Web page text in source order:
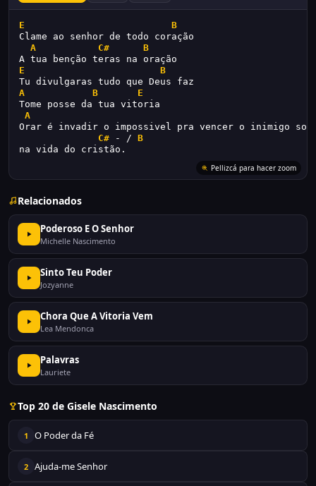
E
B
Clame ao senhor de todo coração
A
C#
B
A tua benção teras na oração
E
B
Tu divulgaras tudo que Deus faz
A
B
E
Tome posse da tua vitoria
A
Orar é invadir o impossivel pra vencer o inimigo so
C# - / B
na vida do cristão.
Pellizcá para hacer zoom
Relacionados
Poderoso E O Senhor
Michelle Nascimento
Sinto Teu Poder
Jozyanne
Chora Que A Vitoria Vem
Lea Mendonca
Palavras
Lauriete
Top 20 de Gisele Nascimento
1 O Poder da Fé
2 Ajuda-me Senhor